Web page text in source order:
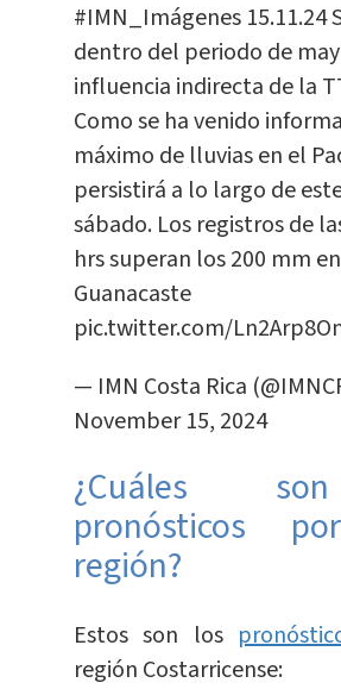
#IMN_Imágenes15.11.24
dentro del periodo de
influencia indirecta de la
Como se ha venido
máximo de lluvias en el
persistirá a lo largo de
sábado. Los registros de
hrs superan los 200 mm en
Guanacaste
pic.twitter.com/
— IMN Costa Rica
November 15, 2024
¿Cuáles
pronósticos
región?
Estos son los
región Costarricense: